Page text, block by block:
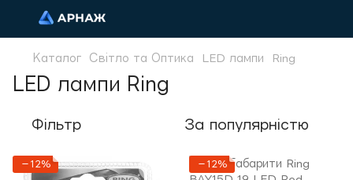
Каталог Світло та Оптика LED лампи Ring
LED лампи Ring
Фільтр За популярністю
−12% −12%